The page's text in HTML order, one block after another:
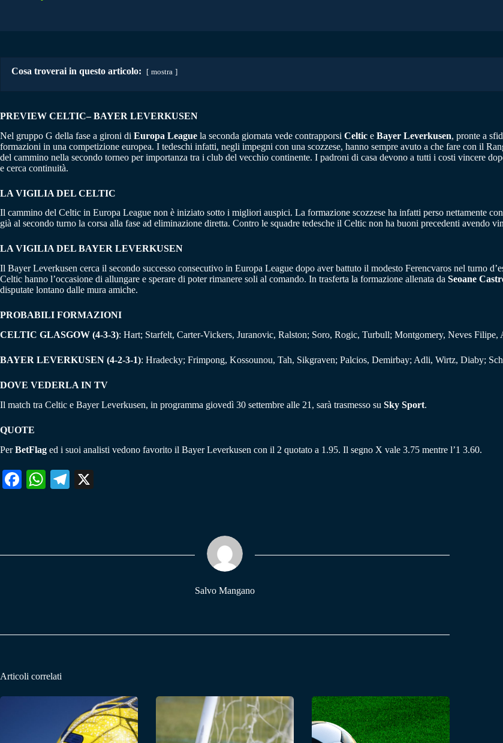
Cosa troverai in questo articolo: mostra
PREVIEW CELTIC– BAYER LEVERKUSEN
Nel gruppo G della fase a gironi di Europa League la seconda giornata vede contrapporsi Celtic e Bayer Leverkusen, pronte a
formazioni in una competizione europea. I tedeschi infatti, negli impegni con una scozzese, hanno sempre avuto a che fare con il
del cammino nella secondo torneo per importanza tra i club del vecchio continente. I padroni di casa devono a tutti i costi vincere
e cerca continuità.
LA VIGILIA DEL CELTIC
Il cammino del Celtic in Europa League non è iniziato sotto i migliori auspici. La formazione scozzese ha infatti perso nettamente
già al secondo turno la corsa alla fase ad eliminazione diretta. Contro le squadre tedesche il Celtic non ha buoni precedenti avendo
LA VIGILIA DEL BAYER LEVERKUSEN
Il Bayer Leverkusen cerca il secondo successo consecutivo in Europa League dopo aver battuto il modesto Ferencvaros nel turno
Celtic hanno l’occasione di allungare e sperare di poter rimanere soli al comando. In trasferta la formazione allenata da Seoane
disputate lontano dalle mura amiche.
PROBABILI FORMAZIONI
CELTIC GLASGOW (4-3-3): Hart; Starfelt, Carter-Vickers, Juranovic, Ralston; Soro, Rogic, Turbull; Montgomery, Neves
BAYER LEVERKUSEN (4-2-3-1): Hradecky; Frimpong, Kossounou, Tah, Sikgraven; Palcios, Demirbay; Adli, Wirtz, Diaby;
DOVE VEDERLA IN TV
Il match tra Celtic e Bayer Leverkusen, in programma giovedì 30 settembre alle 21, sarà trasmesso su Sky Sport.
QUOTE
PerBetFlag ed i suoi analisti vedono favorito il Bayer Leverkusen con il 2 quotato a 1.95. Il segno X vale 3.75 mentre l’1 3.60.
Fa W
pp
Te
m
Salvo Mangano
Articoli correlati